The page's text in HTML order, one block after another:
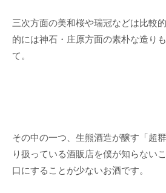
三次方面の美和桜や瑞冠などは比較
的には神石・庄原方面の素朴な造り
て。
その中の一つ、生熊酒造が醸す「超
り扱っている酒販店を僕が知らない
口にすることが少ないお酒です。